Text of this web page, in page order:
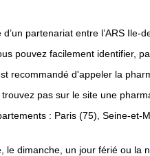
partenariat entre l’ARS
pouvez facilement identifier,
recommandé d'appeler la
pas sur le site une
: Paris (75), Seine-
le dimanche, un jour férié ou la